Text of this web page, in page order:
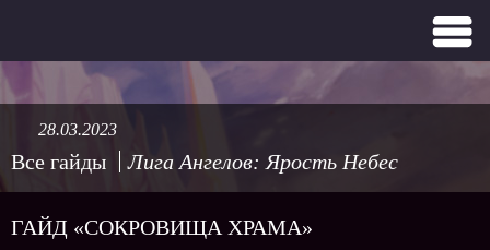
Все гайды Лига Ангелов: Ярость Небес
28.03.2023
ГАЙД «СОКРОВИЩА ХРАМА»